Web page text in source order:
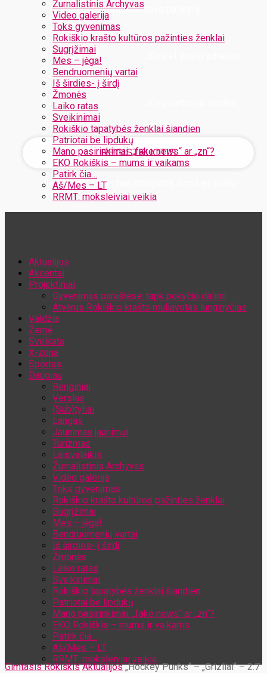
Žurnalistinis Archyvas
Video galerija
Toks gyvenimas
Rokiškio krašto kultūros pažinties ženklai
Sugrįžimai
Mes – jėga!
Bendruomenių vartai
Iš širdies- į širdį
Žmonės
Laiko ratas
Sveikinimai
Rokiškio tapatybės ženklai šiandien
Patriotai be lipdukų
Mano pasirinkimai: „fake news“ ar „zn“?
EKO Rokiškis – mums ir vaikams
Patirk čia…
Aš/Mes – LT
RRMT: moksleiviai veikia
Užregistruokite savo paskyrą
Jūsų slaptažodis bus atsiųstas Jums el. paštu
Aktualijos
Akcentai
Projektiniai
Gyvenimas paraštėse: tapk pokyčio dalimi
Atvėrus Rokiškio krašto muliavotas lunginyčias
Valdžia
Žemė
Sveikata
X-zona
Sportas
Daugiau
Renginiai
Verslas
(Sub)tyliai
Langas
Jaunimas jaunimui
Turizmas
Laisvalaikis
Žurnalistinis Archyvas
Video galerija
Toks gyvenimas
Rokiškio krašto kultūros pažinties ženklai
Sugrįžimai
Mes – jėga!
Bendruomenių vartai
Iš širdies- į širdį
Žmonės
Laiko ratas
Sveikinimai
Rokiškio tapatybės ženklai šiandien
Patriotai be lipdukų
Mano pasirinkimai: „fake news“ ar „zn“?
EKO Rokiškis – mums ir vaikams
Patirk čia…
Aš/Mes – LT
RRMT: moksleiviai veikia
Gimtasis Rokiškis Aktualijos „Hockey Punks“ – „Grizliai“ – 2:7